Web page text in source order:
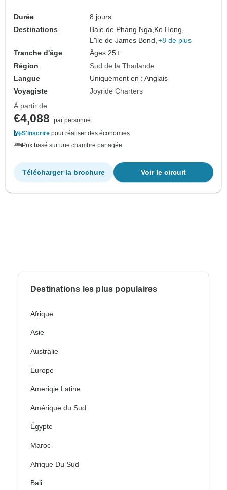
Durée
8 jours
Destinations
Baie de Phang Nga,Ko Hong,
L'île de James Bond, +8 de plus
Tranche d'âge
Âges 25+
Région
Sud de la Thaïlande
Langue
Uniquement en : Anglais
Voyagiste
Joyride Charters
À partir de
€4,088
par personne
S'inscrire pour réaliser des économies
Prix basé sur une chambre partagée
Voir le circuit
Télécharger la brochure
Destinations les plus populaires
Afrique
Asie
Australie
Europe
Ameriqie Latine
Amérique du Sud
Égypte
Maroc
Afrique Du Sud
Bali